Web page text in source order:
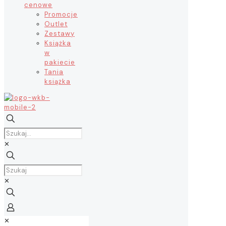
cenowe
Promocje
Outlet
Zestawy
Książka
w
pakiecie
Tania
książka
✕
✕
✕